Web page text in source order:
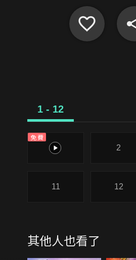
1 - 12
免費
1
2
11 12
其他人也看了